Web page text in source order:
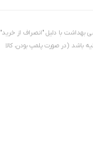
بهداشت با دلیل "انصراف از خرید"
باشد (در صورت پلمپ بودن، کالا